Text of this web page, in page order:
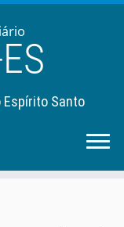
Espírito Santo